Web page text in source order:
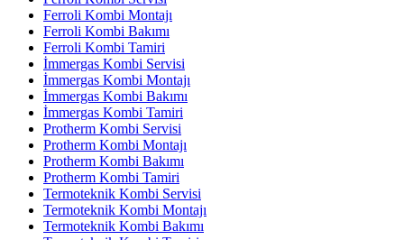
Ferroli Kombi Montajı
Ferroli Kombi Bakımı
Ferroli Kombi Tamiri
İmmergas Kombi Servisi
İmmergas Kombi Montajı
İmmergas Kombi Bakımı
İmmergas Kombi Tamiri
Protherm Kombi Servisi
Protherm Kombi Montajı
Protherm Kombi Bakımı
Protherm Kombi Tamiri
Termoteknik Kombi Servisi
Termoteknik Kombi Montajı
Termoteknik Kombi Bakımı